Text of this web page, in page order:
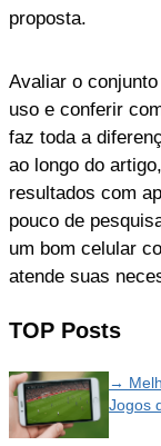
proposta.
Avaliar o
uso e conferir
faz toda a
ao longo do
resultados com
pouco de
um bom celular
atende suas
TOP Posts
→
Jogos